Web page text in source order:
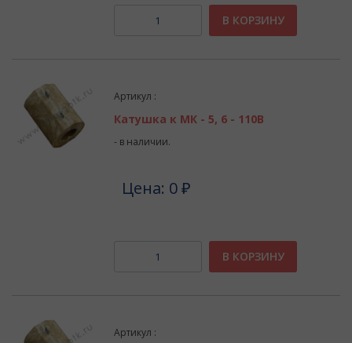
В КОРЗИНУ
Артикул :
Катушка к МК - 5, 6 - 110В
- в наличии.
Цена: 0 ₽
В КОРЗИНУ
Артикул :